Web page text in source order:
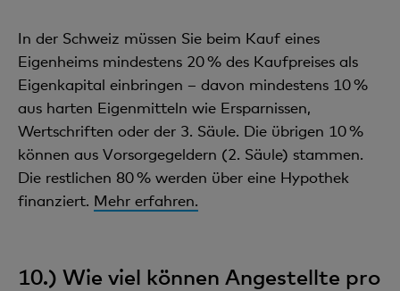
In der Schweiz müssen Sie beim Kauf eines
Eigenheims mindestens 20 % des Kaufpreises als
Eigenkapital einbringen – davon mindestens 10 %
aus harten Eigenmitteln wie Ersparnissen,
Wertschriften oder der 3. Säule. Die übrigen 10 %
können aus Vorsorgegeldern (2. Säule) stammen.
Die restlichen 80 % werden über eine Hypothek
finanziert. Mehr erfahren.
10.) Wie viel können Angestellte pro